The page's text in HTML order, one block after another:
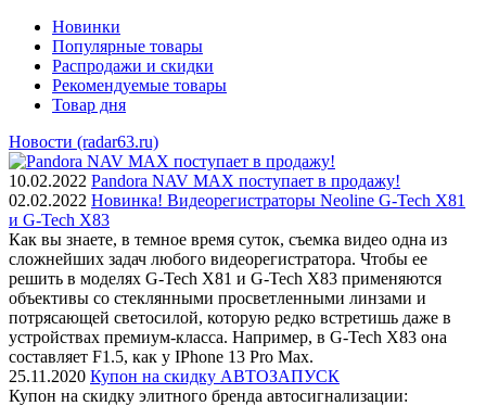
Новинки
Популярные товары
Распродажи и скидки
Рекомендуемые товары
Товар дня
Новости (radar63.ru)
10.02.2022 Pandora NAV MAX поступает в продажу!
02.02.2022 Новинка! Видеорегистраторы Neoline G-Tech X81
и G-Tech X83
Как вы знаете, в темное время суток, съемка видео одна из
сложнейших задач любого видеорегистратора. Чтобы ее
решить в моделях G-Tech X81 и G-Tech X83 применяются
объективы со стеклянными просветленными линзами и
потрясающей светосилой, которую редко встретишь даже в
устройствах премиум-класса. Например, в G-Tech X83 она
составляет F1.5, как у IPhone 13 Pro Max.
25.11.2020 Купон на скидку АВТОЗАПУСК
Купон на скидку элитного бренда автосигнализации: